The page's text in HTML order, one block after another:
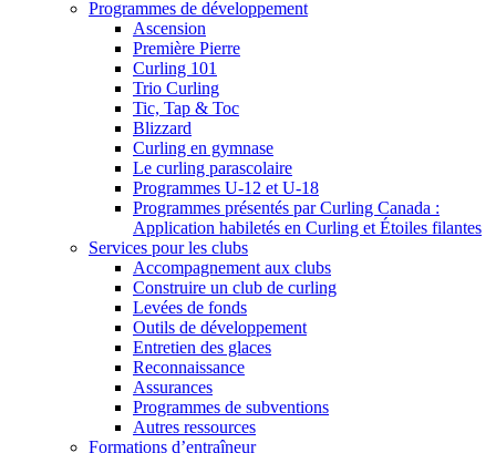
Programmes de développement
Ascension
Première Pierre
Curling 101
Trio Curling
Tic, Tap & Toc
Blizzard
Curling en gymnase
Le curling parascolaire
Programmes U-12 et U-18
Programmes présentés par Curling Canada :
Application habiletés en Curling et Étoiles filantes
Services pour les clubs
Accompagnement aux clubs
Construire un club de curling
Levées de fonds
Outils de développement
Entretien des glaces
Reconnaissance
Assurances
Programmes de subventions
Autres ressources
Formations d’entraîneur